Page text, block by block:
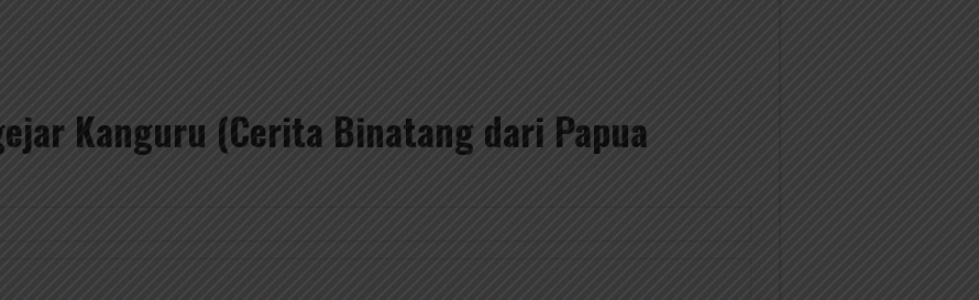
Kanguru (Cerita Binatang dari Papua